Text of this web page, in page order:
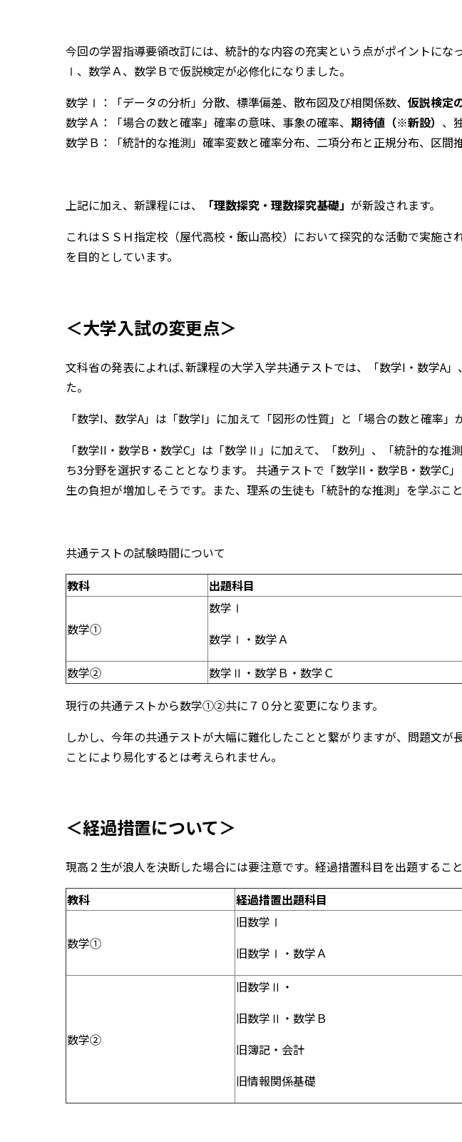
今回の学習指導要領改訂には、統計的な内容の充実という点がポイントに
Ⅰ、数学Ａ、数学Ｂで仮説検定が必修化になりました。
数学Ⅰ：「データの分析」分散、標準偏差、散布図及び相関係数、 仮説検定
数学Ａ：「場合の数と確率」確率の意味、事象の確率、 期待値（※新設） 、
数学Ｂ：「統計的な推測」確率変数と確率分布、二項分布と正規分布、区間推
上記に加え、新課程には、 「理数探究・理数探究基礎」 が新設されます。
これはＳＳＨ指定校（屋代高校・飯山高校）において探究的な活動で実施
を目的としています。
＜大学入試の変更点＞
文科省の発表によれば､新課程の大学入学共通テストでは、「数学I・数学A
た。
「数学I、数学A」は「数学I」に加えて「図形の性質」と「場合の数と確率」
「数学II・数学B・数学C」は「数学Ⅱ」に加えて、「数列」、「統計的な
ち3分野を選択することとなります。 共通テストで「数学II・数学B・数学
生の負担が増加しそうです。また、理系の生徒も「統計的な推測」を学ぶこ
共通テストの試験時間について
教科
出題科目
数学①
数学Ⅰ
数学Ⅰ・数学Ａ
数学② 数学Ⅱ・数学Ｂ・数学Ｃ
現行の共通テストから数学①②共に７０分と変更になります。
しかし、今年の共通テストが大幅に難化したことと繋がりますが、問題文
ことにより易化するとは考えられません。
＜経過措置について＞
現高２生が浪人を決断した場合には要注意です。経過措置科目を出題するこ
教科
経過措置出題科目
数学①
旧数学Ⅰ
旧数学Ⅰ・数学Ａ
数学②
旧数学Ⅱ・
旧数学Ⅱ・数学Ｂ
旧簿記・会計
旧情報関係基礎